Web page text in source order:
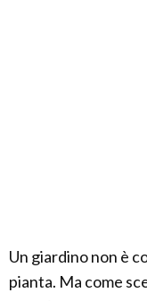
Un giardino non è
pianta. Ma come